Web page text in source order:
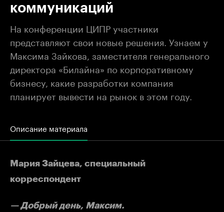
коммуникаций
На конференции ЦИПР участники
представляют свои новые решения. Узнаем у
Максима Зайкова, заместителя генерального
директора «Билайна» по корпоративному
бизнесу, какие разработки компания
планирует вывести на рынок в этом году.
Описание материала
Мария Зайцева, специальный
корреспондент
— Добрый день, Максим.